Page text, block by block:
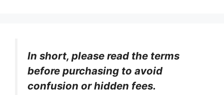
In short, please read the terms
before purchasing to avoid
confusion or hidden fees.